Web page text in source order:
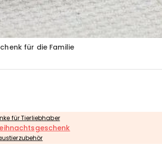
für die Familie
für Tierliebhaber